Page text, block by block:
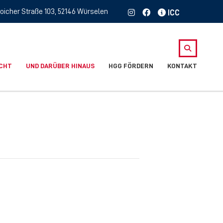
Straße 103, 52146 Würselen
UND DARÜBER HINAUS HGG FÖRDERN KONTAKT